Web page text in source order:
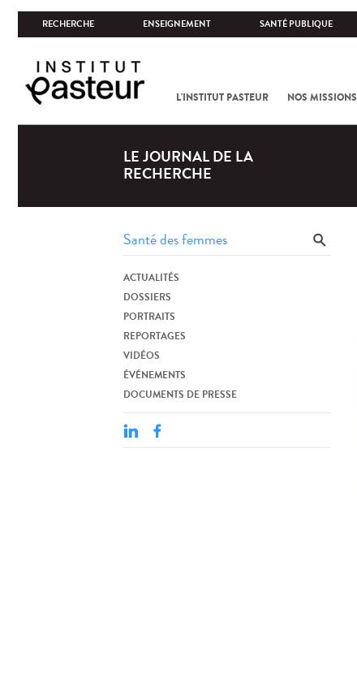
RECHERCHE ENSEIGNEMENT SANTÉ PUBLIQUE
L'INSTITUT PASTEUR NOS MISSIONS
LE JOURNAL DE LA
RECHERCHE
ACTUALITÉS
DOSSIERS
PORTRAITS
REPORTAGES
VIDÉOS
ÉVÉNEMENTS
DOCUMENTS DE PRESSE